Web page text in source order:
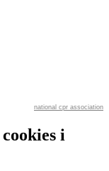
national cpr association
i